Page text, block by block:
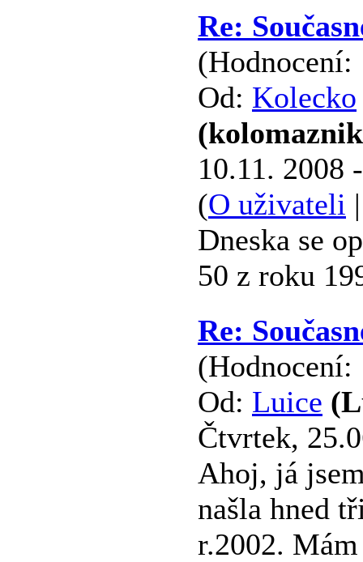
Re:
(Hodnocení:
Od: Kolecko
10.11. 2008
(O uživateli
Dneska se
50 z roku
Re:
(Hodnocení:
Od: Luice
Čtvrtek,
Ahoj, já
našla hned
r.2002.